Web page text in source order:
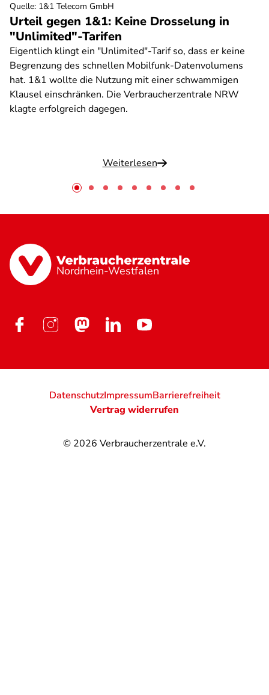
Urteil gegen 1&1: Keine Drosselung in
"Unlimited"-Tarifen
Eigentlich klingt ein "Unlimited"-Tarif so, dass er keine
Begrenzung des schnellen Mobilfunk-Datenvolumens
hat. 1&1 wollte die Nutzung mit einer schwammigen
Klausel einschränken. Die Verbraucherzentrale NRW
klagte erfolgreich dagegen.
Weiterlesen
Quelle: 1&1 Telecom GmbH
Nordrhein-Westfalen
© 2026 Verbraucherzentrale e.V.
DatenschutzImpressumBarrierefreiheit
Vertrag widerrufen